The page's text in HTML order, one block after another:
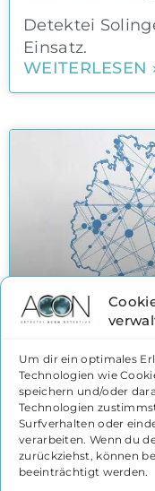
Um dir ein optimales
Technologien wie
speichern und/oder
Technologien
Surfverhalten oder
verarbeiten. Wenn du
zurückziehst, können
beeinträchtigt werden.
Detektei
Einsatz.
WEITERLESEN
Detektei
Detektei
sind wir für
auch in
WEITERLESEN